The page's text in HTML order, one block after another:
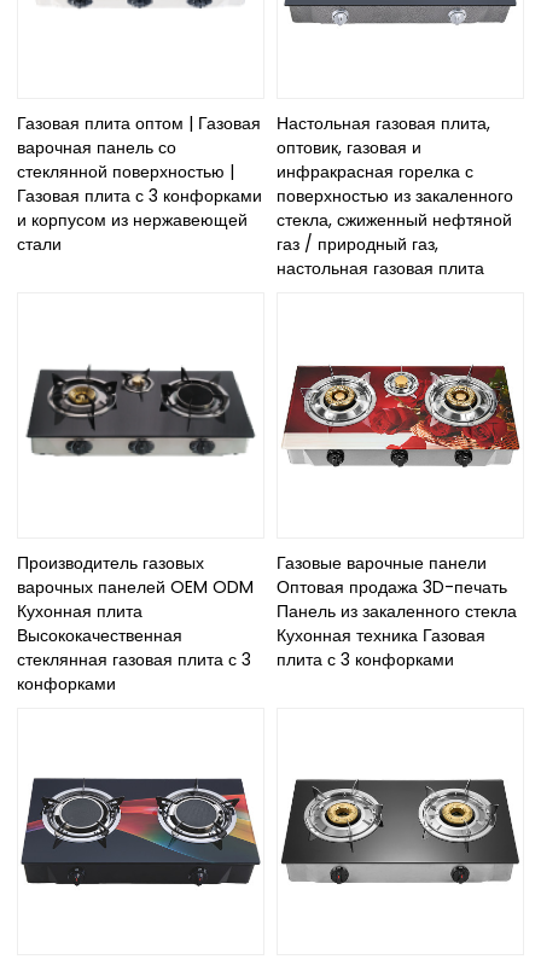
Газовая плита оптом | Газовая
варочная панель со
стеклянной поверхностью |
Газовая плита с 3 конфорками
и корпусом из нержавеющей
стали
Настольная газовая плита,
оптовик, газовая и
инфракрасная горелка с
поверхностью из закаленного
стекла, сжиженный нефтяной
газ / природный газ,
настольная газовая плита
Производитель газовых
варочных панелей OEM ODM
Кухонная плита
Высококачественная
стеклянная газовая плита с 3
конфорками
Газовые варочные панели
Оптовая продажа 3D-печать
Панель из закаленного стекла
Кухонная техника Газовая
плита с 3 конфорками